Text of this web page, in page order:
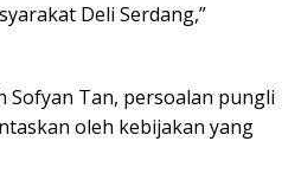
Deli Serdang,”
Sofyan Tan, persoalan pungli
oleh kebijakan yang